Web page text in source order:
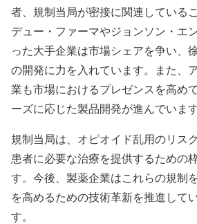
者、規制当局が密接に関連している
デュー・ファーマやジョンソン・エ
った大手企業は市場シェアを争い、
の開発に力を入れています。また、
業も市場におけるプレゼンスを高め
ーズに応じた製品開発が進んでいます
規制当局は、オピオイド乱用のリス
患者に必要な治療を提供するための
す。今後、製薬企業はこれらの規制
を高めるための技術革新を推進して
す。